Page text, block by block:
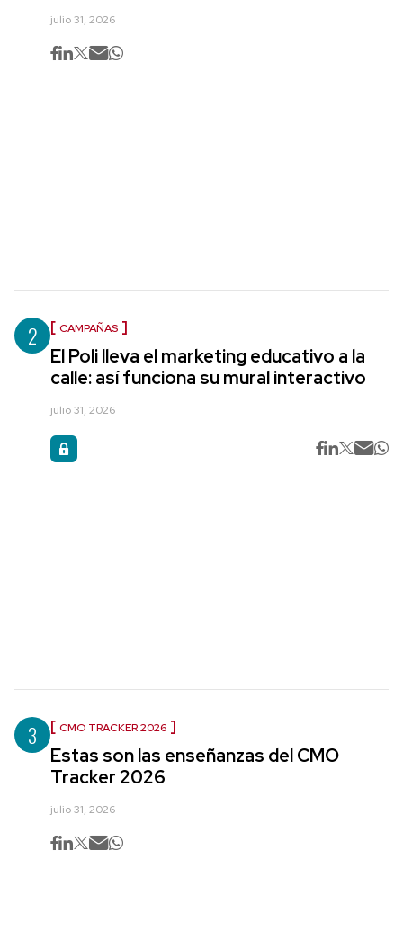
julio 31, 2026
2 CAMPAÑAS
El Poli lleva el marketing educativo a la
calle: así funciona su mural interactivo
julio 31, 2026
3 CMO TRACKER 2026
Estas son las enseñanzas del CMO
Tracker 2026
julio 31, 2026